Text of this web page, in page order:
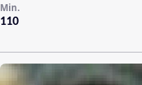
110
Min.